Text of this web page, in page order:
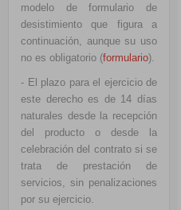
modelo de formulario de
desistimiento que figura a
continuación, aunque su uso
no es obligatorio (formulario).
- El plazo para el ejercicio de
este derecho es de 14 días
naturales desde la recepción
del producto o desde la
celebración del contrato si se
trata de prestación de
servicios, sin penalizaciones
por su ejercicio.